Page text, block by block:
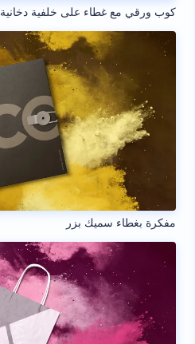
كوب ورقي مع غطاء على خلفية دخانية
مفكرة بغطاء سميك بزر